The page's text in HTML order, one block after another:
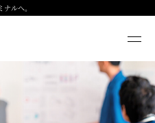
ルへ。